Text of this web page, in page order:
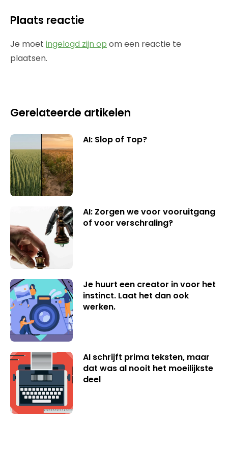
Plaats reactie
Je moet ingelogd zijn op om een reactie te
plaatsen.
Gerelateerde artikelen
AI: Slop of Top?
AI: Zorgen we voor vooruitgang
of voor verschraling?
Je huurt een creator in voor het
instinct. Laat het dan ook
werken.
AI schrijft prima teksten, maar
dat was al nooit het moeilijkste
deel